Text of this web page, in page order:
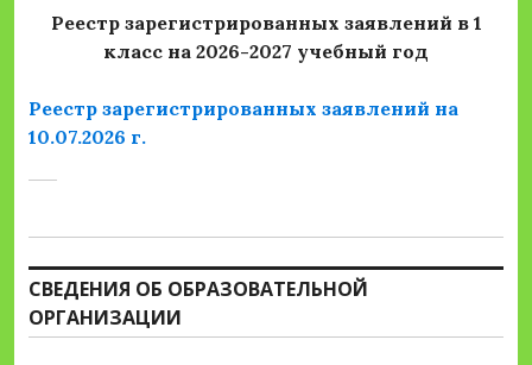
Реестр зарегистрированных заявлений в 1
класс на 2026-2027 учебный год
Реестр зарегистрированных заявлений на
10.07.2026 г.
СВЕДЕНИЯ ОБ ОБРАЗОВАТЕЛЬНОЙ
ОРГАНИЗАЦИИ